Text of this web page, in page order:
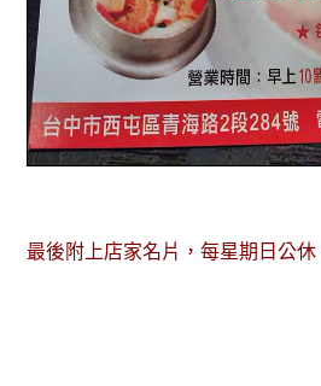
最後附上店家名片，每星期日公